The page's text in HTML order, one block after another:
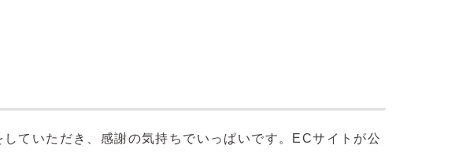
ていただき、感謝の気持ちでいっぱいです。ECサイトが公